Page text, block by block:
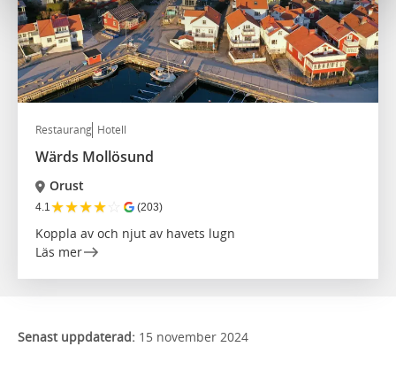
Restaurang Hotell
Wärds Mollösund
Orust
4.1★★★★☆ (203)
Koppla av och njut av havets lugn
Läs mer
Senast uppdaterad: 15 november 2024